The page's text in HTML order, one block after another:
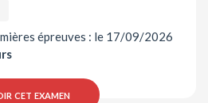
épreuves : le 17/09/2026
cet examen